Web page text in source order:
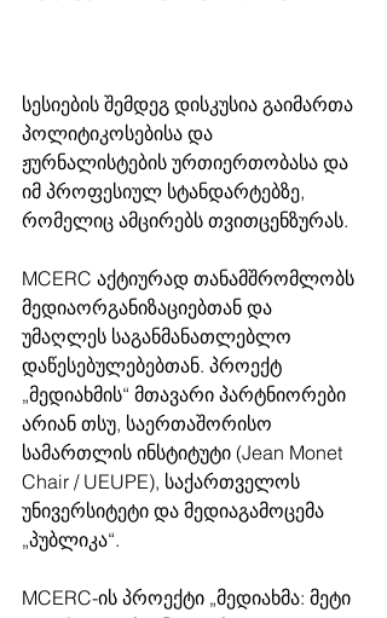
სესიების შემდეგ დისკუსია გაიმართა
პოლიტიკოსებისა და
ჟურნალისტების ურთიერთობასა და
იმ პროფესიულ სტანდარტებზე,
რომელიც ამცირებს თვითცენზურას.
MCERC აქტიურად თანამშრომლობს
მედიაორგანიზაციებთან და
უმაღლეს საგანმანათლებლო
დაწესებულებებთან. პროექტ
„მედიახმის“ მთავარი პარტნიორები
არიან თსუ, საერთაშორისო
სამართლის ინსტიტუტი (Jean Monet
Chair / UEUPE), საქართველოს
უნივერსიტეტი და მედიაგამოცემა
„პუბლიკა“.
MCERC-ის პროექტი „მედიახმა: მეტი